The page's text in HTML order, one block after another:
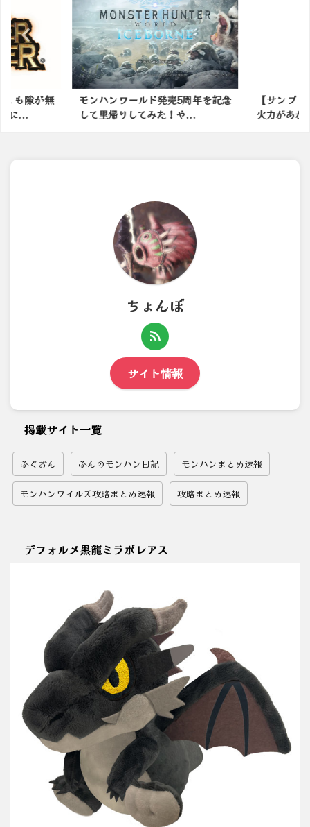
も隙が無
に...
モンハンワールド発売5周年を記念
して里帰りしてみた！や...
【サンブ
火力があが
ちょんぼ
サイト情報
掲載サイト一覧
ふぐおん ふんのモンハン日記 モンハンまとめ速報
モンハンワイルズ攻略まとめ速報 攻略まとめ速報
デフォルメ黒龍ミラボレアス